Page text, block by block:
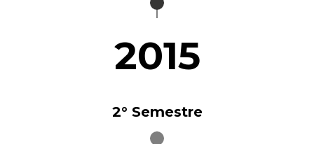
2015
2° Semestre